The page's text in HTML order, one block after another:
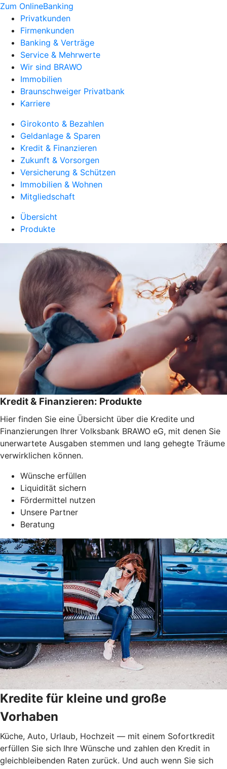
Zum OnlineBanking
Privatkunden
Firmenkunden
Banking & Verträge
Service & Mehrwerte
Wir sind BRAWO
Immobilien
Braunschweiger Privatbank
Karriere
Girokonto & Bezahlen
Geldanlage & Sparen
Kredit & Finanzieren
Zukunft & Vorsorgen
Versicherung & Schützen
Immobilien & Wohnen
Mitgliedschaft
Übersicht
Produkte
Kredit & Finanzieren: Produkte
Hier finden Sie eine Übersicht über die Kredite und
Finanzierungen Ihrer Volksbank BRAWO eG, mit denen Sie
unerwartete Ausgaben stemmen und lang gehegte Träume
verwirklichen können.
Wünsche erfüllen
Liquidität sichern
Fördermittel nutzen
Unsere Partner
Beratung
Kredite für kleine und große
Vorhaben
Küche, Auto, Urlaub, Hochzeit — mit einem Sofortkredit
erfüllen Sie sich Ihre Wünsche und zahlen den Kredit in
gleichbleibenden Raten zurück. Und auch wenn Sie sich